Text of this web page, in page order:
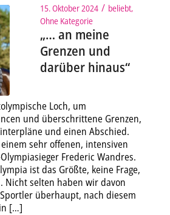
15. Oktober 2024 / beliebt,
Ohne Kategorie
„… an meine
Grenzen und
darüber hinaus“
Loch, um
und überschrittene Grenzen,
und einen Abschied.
sehr offenen, intensiven
Frederic Wandres.
ist das Größte, keine Frage,
Nicht selten haben wir davon
überhaupt, nach diesem
[…]